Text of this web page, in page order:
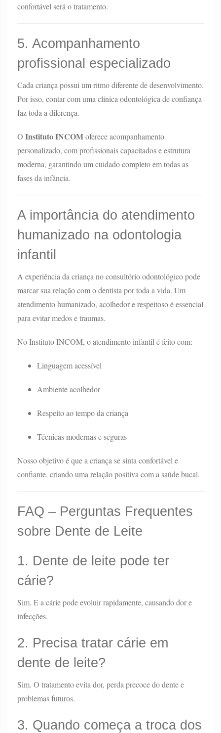
confortável será o tratamento.
5. Acompanhamento
profissional especializado
Cada criança possui um ritmo diferente de desenvolvimento.
Por isso, contar com uma clínica odontológica de confiança
faz toda a diferença.
O Instituto INCOMoferece acompanhamento
personalizado, com profissionais capacitados e estrutura
moderna, garantindo um cuidado completo em todas as
fases da infância.
A importância do atendimento
humanizado na odontologia
infantil
A experiência da criança no consultório odontológico pode
marcar sua relação com o dentista por toda a vida. Um
atendimento humanizado, acolhedor e respeitoso é essencial
para evitar medos e traumas.
No Instituto INCOM, o atendimento infantil é feito com:
Linguagem acessível
Ambiente acolhedor
Respeito ao tempo da criança
Técnicas modernas e seguras
Nosso objetivo é que a criança se sinta confortável e
confiante, criando uma relação positiva com a saúde bucal.
FAQ – Perguntas Frequentes
sobre Dente de Leite
1. Dente de leite pode ter
cárie?
Sim. E a cárie pode evoluir rapidamente, causando dor e
infecções.
2. Precisa tratar cárie em
dente de leite?
Sim. O tratamento evita dor, perda precoce do dente e
problemas futuros.
3. Quando começa a troca dos